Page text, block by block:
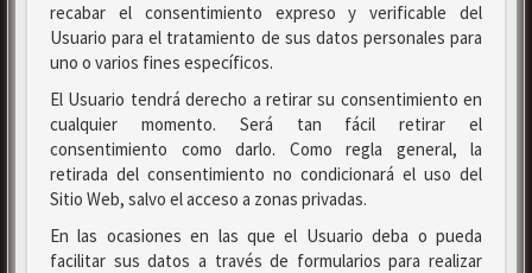
recabar el consentimiento expreso y verificable del
Usuario para el tratamiento de sus datos personales para
uno o varios fines específicos.
El Usuario tendrá derecho a retirar su consentimiento en
cualquier momento. Será tan fácil retirar el
consentimiento como darlo. Como regla general, la
retirada del consentimiento no condicionará el uso del
Sitio Web, salvo el acceso a zonas privadas.
En las ocasiones en las que el Usuario deba o pueda
facilitar sus datos a través de formularios para realizar